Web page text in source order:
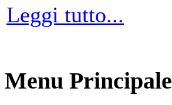
Leggi tutto...
Menu Principale